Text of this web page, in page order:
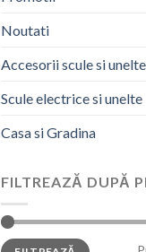
Noutati
Accesorii scule si unelte
Scule electrice si unelte
Casa si Gradina
FILTREAZĂ DUPĂ
Preț
Preț